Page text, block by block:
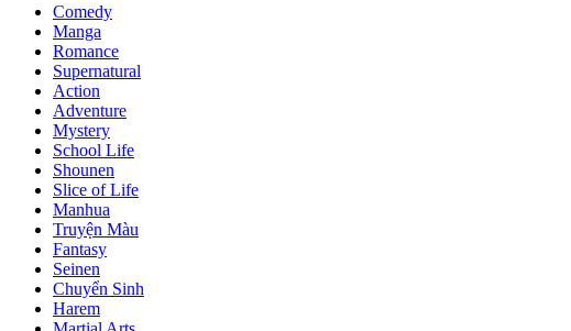
Comedy
Manga
Romance
Supernatural
Action
Adventure
Mystery
School Life
Shounen
Slice of Life
Manhua
Truyện Màu
Fantasy
Seinen
Chuyển Sinh
Harem